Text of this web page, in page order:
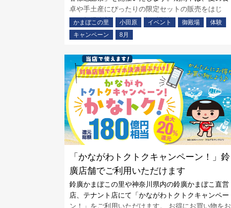
卓や手土産にぴったりの限定セットの販売をはじ
め、如倶楽部ポイント2倍、福引、かまぼこのふる
まいなど、うれしい企画をご用意しました。夏のか
まぼこの里で、お買い物やお食事とともにお楽しみ
かまぼこの里 小田原 イベント 御殿場
体験
キャンペーン
8月
「かながわトクトクキャンペーン！」鈴
廣店舗でご利用いただけます
鈴廣かまぼこの里や神奈川県内の鈴廣かまぼこ直営
店、テナント店にて「かながわトクトクキャンペー
ン！」をご利用いただけます。 お得にお買い物をお